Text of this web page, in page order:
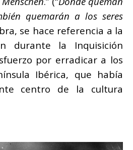
quemarán a los seres
se hace referencia a la
durante la Inquisición
por erradicar a los
Ibérica, que había
centro de la cultura